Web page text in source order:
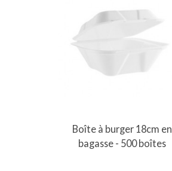
Ajouter au panier
Boîte à burger 18cm en
bagasse - 500 boîtes